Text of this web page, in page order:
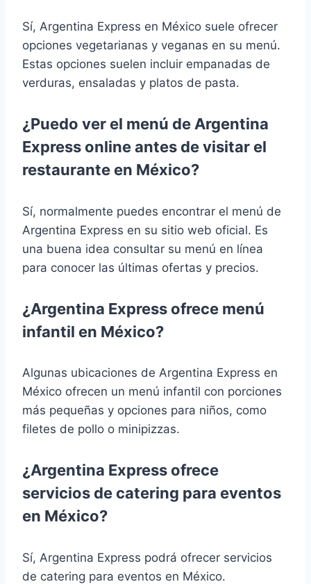
Sí, Argentina Express en México suele ofrecer
opciones vegetarianas y veganas en su menú.
Estas opciones suelen incluir empanadas de
verduras, ensaladas y platos de pasta.
¿Puedo ver el menú de Argentina
Express online antes de visitar el
restaurante en México?
Sí, normalmente puedes encontrar el menú de
Argentina Express en su sitio web oficial. Es
una buena idea consultar su menú en línea
para conocer las últimas ofertas y precios.
¿Argentina Express ofrece menú
infantil en México?
Algunas ubicaciones de Argentina Express en
México ofrecen un menú infantil con porciones
más pequeñas y opciones para niños, como
filetes de pollo o minipizzas.
¿Argentina Express ofrece
servicios de catering para eventos
en México?
Sí, Argentina Express podrá ofrecer servicios
de catering para eventos en México.